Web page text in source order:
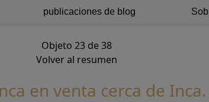
publicaciones de blog
Objeto 23 de 38
Volver al resumen
en venta cerca de Inca.